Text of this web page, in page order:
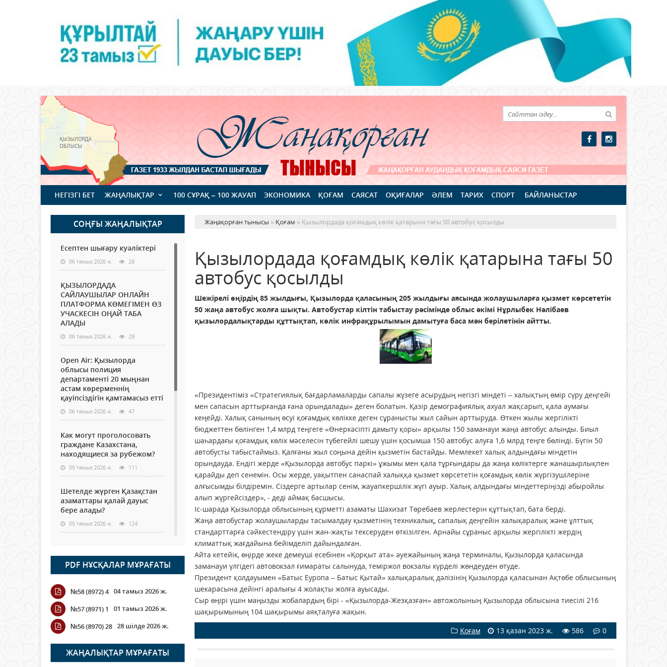
НЕГІЗГІ БЕТ ЖАҢАЛЫҚТАР 100 СҰРАҚ – 100 ЖАУАП ЭКОНОМИКА ҚОҒАМ САЯСАТ ОҚИҒАЛАР ӘЛЕМ ТАРИХ СПОРТ БАЙЛАНЫСТАР
СОҢҒЫ ЖАҢАЛЫҚТАР
Есептен шығару куәліктері
06 тамыз 2026 ж. 28
ҚЫЗЫЛОРДАДА
САЙЛАУШЫЛАР ОНЛАЙН
ПЛАТФОРМА КӨМЕГІМЕН ӨЗ
УЧАСКЕСІН ОҢАЙ ТАБА
АЛАДЫ
06 тамыз 2026 ж. 29
Open Air: Қызылорда
облысы полиция
департаменті 20 мыңнан
астам көрерменнің
қауіпсіздігін қамтамасыз етті
06 тамыз 2026 ж. 47
Как могут проголосовать
граждане Казахстана,
находящиеся за рубежом?
05 тамыз 2026 ж. 111
Шетелде жүрген Қазақстан
азаматтары қалай дауыс
бере алады?
05 тамыз 2026 ж. 124
баға әр түрлі болған
жағдайда
ҮКІМЕТТІК ЕМЕС ҰЙЫМДАРҒА
АРНАЛҒАН СЫЙЛЫҚАҚЫ
КОНКУРСЫНА ӨТІНІМ
ҚАБЫЛДАУ БАСТАЛДЫ
04 тамыз 2026 ж. 95
PDF НҰСҚАЛАР МҰРАҒАТЫ
№58 (8972) 4 04 тамыз 2026 ж.
№57 (8971) 1
01 тамыз 2026 ж.
№56 (8970) 28 28 шілде 2026 ж.
ЖАҢАЛЫҚТАР МҰРАҒАТЫ
Жаңақорған тынысы » Қоғам » Қызылордада қоғамдық көлік қатарына тағы 50 автобус қосылды
Қызылордада қоғамдық көлік қатарына тағы 50
автобус қосылды
Шежірелі өңірдің 85 жылдығы, Қызылорда қаласының 205 жылдығы аясында жолаушыларға қызмет көрсететін
50 жаңа автобус жолға шықты. Автобустар кілтін табыстау рәсімінде облыс әкімі Нұрлыбек Нәлібаев
қызылордалықтарды құттықтап, көлік инфрақұрылымын дамытуға баса мән берілетінін айтты.
«Президентіміз «Стратегиялық бағдарламаларды сапалы жүзеге асырудың негізгі міндеті – халықтың өмір сүру деңгейі
мен сапасын арттырғанда ғана орындалады» деген болатын. Қазір демографиялық ахуал жақсарып, қала аумағы
кеңейді. Халық санының өсуі қоғамдық көлікке деген сұранысты жыл сайын арттыруда. Өткен жылы жергілікті
бюджеттен бөлінген 1,4 млрд теңгеге «Өнеркәсіпті дамыту қоры» арқылы 150 заманауи жаңа автобус алынды. Биыл
шаһардағы қоғамдық көлік мәселесін түбегейлі шешу үшін қосымша 150 автобус алуға 1,6 млрд теңге бөлінді. Бүгін 50
автобусты табыстаймыз. Қалғаны жыл соңына дейін қызметін бастайды. Мемлекет халық алдындағы міндетін
орындауда. Ендігі жерде «Қызылорда автобус паркі» ұжымы мен қала тұрғындары да жаңа көліктерге жанашырлықпен
қарайды деп сенемін. Осы жерде, уақытпен санаспай халыққа қызмет көрсететін қоғамдық көлік жүргізушілеріне
алғысымды білдіремін. Сіздерге артылар сенім, жауапкершілік жүгі ауыр. Халық алдындағы міндеттеріңізді абыройлы
алып жүргейсіздер», - деді аймақ басшысы.
Іс-шарада Қызылорда облысының құрметті азаматы Шахизат Төребаев жерлестерін құттықтап, бата берді.
Жаңа автобустар жолаушыларды тасымалдау қызметінің техникалық, сапалық деңгейін халықаралық және ұлттық
стандарттарға сәйкестендіру үшін жан-жақты тексеруден өткізілген. Арнайы сұраныс арқылы жергілікті жердің
климаттық жағдайына бейімделіп дайындалған.
Айта кетейік, өңірде жеке демеуші есебінен «Қорқыт ата» әуежайының жаңа терминалы, Қызылорда қаласында
заманауи үлгідегі автовокзал ғимараты салынуда, теміржол вокзалы күрделі жөндеуден өтуде.
Президент қолдауымен «Батыс Еуропа – Батыс Қытай» халықаралық дәлізінің Қызылорда қаласынан Ақтөбе облысының
шекарасына дейінгі аралығы 4 жолақты жолға ауысады.
Сыр өңірі үшін маңызды жобалардың бірі - «Қызылорда-Жезқазған» автожолының Қызылорда облысына тиесілі 216
шақырымының 104 шақырымы аяқталуға жақын.
Қоғам
13 қазан 2023 ж. 586 0